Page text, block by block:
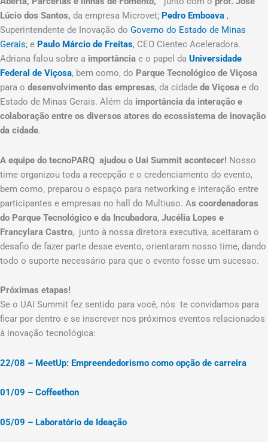
Lúcio dos Santos, da empresa Microvet; Pedro Emboava ,
Superintendente de Inovação do Governo do Estado de Minas
Gerais; e Paulo Márcio de Freitas, CEO Cientec Aceleradora.
Adriana falou sobre a importância e o papel da Universidade
Federal de Viçosa, bem como, do Parque Tecnológico de Viçosa
para o desenvolvimento das empresas, da cidade de Viçosa e do
Estado de Minas Gerais. Além da importância da interação e
colaboração entre os diversos atores do ecossistema de inovação
da cidade.
A equipe do tecnoPARQ ajudou o Uai Summit acontecer! Nosso
time organizou toda a recepção e o credenciamento do evento,
bem como, preparou o espaço para networking e interação entre
participantes e empresas no hall do Multiuso. As coordenadoras
do Parque Tecnológico e da Incubadora, Jucélia Lopes e
Francylara Castro, junto à nossa diretora executiva, aceitaram o
desafio de fazer parte desse evento, orientaram nosso time, dando
todo o suporte necessário para que o evento fosse um sucesso.
Próximas etapas!
Se o UAI Summit fez sentido para você, nós te convidamos para
ficar por dentro e se inscrever nos próximos eventos relacionados
à inovação tecnológica:
22/08 – MeetUp: Empreendedorismo como opção de carreira
01/09 – Coffeethon
05/09 – Laboratório de Ideação